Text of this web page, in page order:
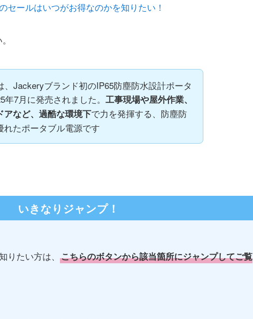
セールはいつがお得なのかを知りたい！
、Jackeryブランド初のIP65防塵防水設計ポータ
7月に発売されました。 工事現場や屋外作業、
アなど、過酷な環境下で力を発揮する、防塵防
たポータブル電源です
いきなりジャンプ！
たい方は、
こちらのボタンから該当箇所にジャンプしてご覧